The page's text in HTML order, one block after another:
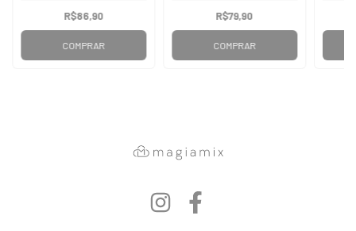
R$86,90
COMPRAR
R$79,90
COMPRAR